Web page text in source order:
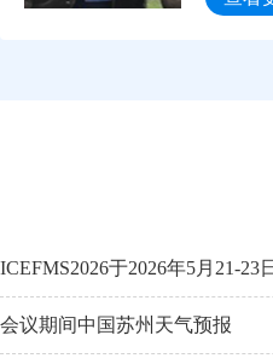
ICEFMS2026于2026年5月21-
会议期间中国苏州天气预报